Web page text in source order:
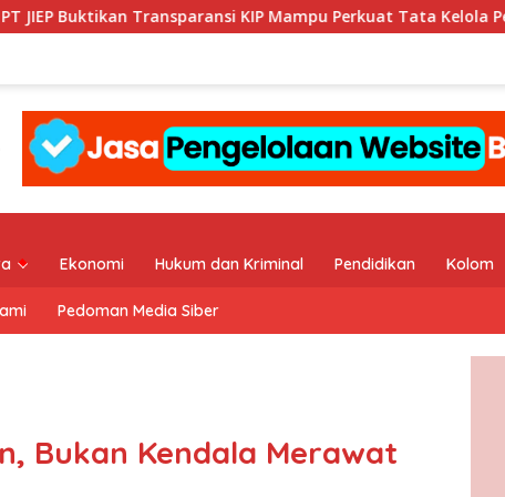
KIP Mampu Perkuat Tata Kelola Perusahaan
Ekonomi Hukum dan Kriminal Pendidikan Kolom
Pedoman Media Siber
Bukan Kendala Merawat